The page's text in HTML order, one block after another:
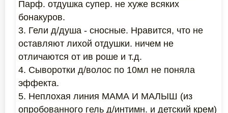
Парф. отдушка супер. не хуже всяких
бонакуров.
3. Гели д/душа - сносные. Нравится, что не
оставляют лихой отдушки. ничем не
отличаются от ив роше и т.д.
4. Сыворотки д/волос по 10мл не поняла
эффекта.
5. Неплохая линия МАМА И МАЛЫШ (из
опробованного гель д/интимн. и детский крем)